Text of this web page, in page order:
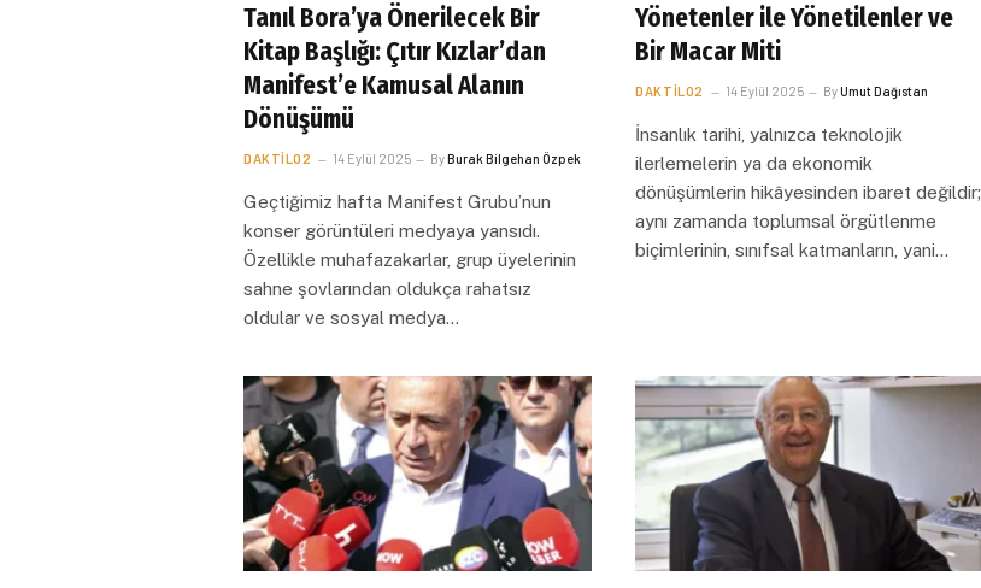
Tanıl Bora’ya Önerilecek Bir
Kitap Başlığı: Çıtır Kızlar’dan
Manifest’e Kamusal Alanın
Dönüşümü
DAKTILO2 14 Eylül 2025 ByBurak Bilgehan Özpek
Geçtiğimiz hafta Manifest Grubu’nun
konser görüntüleri medyaya yansıdı.
Özellikle muhafazakarlar, grup üyelerinin
sahne şovlarından oldukça rahatsız
oldular ve sosyal medya…
Yönetenler ile Yönetilenler ve
Bir Macar Miti
DAKTILO2 14 Eylül 2025 ByUmut Dağıstan
İnsanlık tarihi, yalnızca teknolojik
ilerlemelerin ya da ekonomik
dönüşümlerin hikâyesinden ibaret değildir;
aynı zamanda toplumsal örgütlenme
biçimlerinin, sınıfsal katmanların, yani…